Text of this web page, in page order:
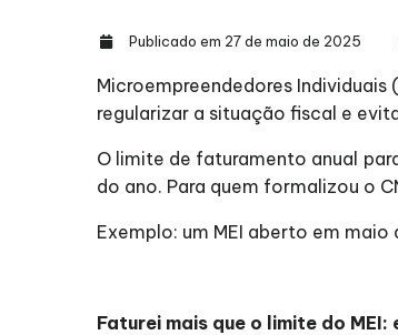
Publicado em 27 de maio de 2025
Microempreendedores
regularizar a situação fiscal e
O limite de faturamento anual
do ano. Para quem formalizou o
Exemplo: um MEI aberto em
Faturei mais que o limite do MEI: